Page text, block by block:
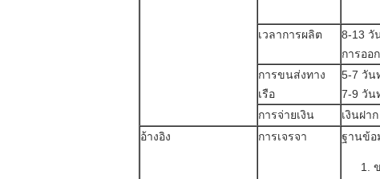
เวลาการผลิต
8-13 วั
การออ
การขนส่งทาง
เรือ
5-7 วัน
7-9 วัน
การจ่ายเงิน
เงินฝา
อ้างอิง
การเจรจา ฐานข้อ